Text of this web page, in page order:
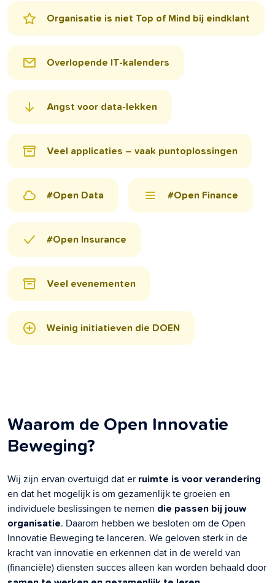
Organisatie is niet Top of Mind bij eindklant
Overlopende IT-kalenders
Angst voor data-lekken
Veel applicaties – vaak puntoplossingen
#Open Data #Open Finance
#Open Insurance
Veel evenementen
Weinig initiatieven die DOEN
Waarom de Open Innovatie
Beweging?
Wij zijn ervan overtuigd dat er ruimte is voor verandering
en dat het mogelijk is om gezamenlijk te groeien en
individuele beslissingen te nemen die passen bij jouw
organisatie. Daarom hebben we besloten om de Open
Innovatie Beweging te lanceren. We geloven sterk in de
kracht van innovatie en erkennen dat in de wereld van
(financiële) diensten succes alleen kan worden behaald door